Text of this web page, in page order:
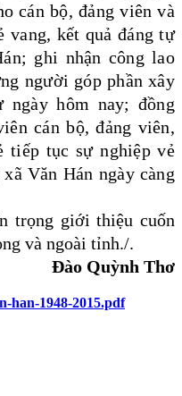
cán bộ, đảng viên và
vang, kết quả đáng tự
ghi nhận công lao
người góp phần xây
ngày hôm nay; đồng
cán bộ, đảng viên,
tiếp tục sự nghiệp vẻ
Văn Hán ngày càng
trọng giới thiệu cuốn
và ngoài tỉnh./.
Đào Quỳnh Thơ
han-1948-2015.pdf